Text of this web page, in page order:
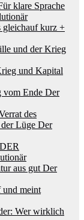
klare Sprache
gleichaufkurz +
und der Krieg
und Kapital
vom Ende Der
des
Lüge Der
aus gut Der
meint
Wer wirklich